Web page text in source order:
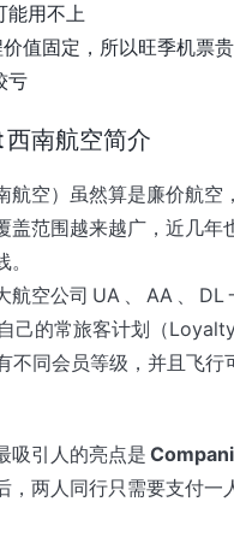
能用不上
价值固定，所以旺季机票
亏
南航空简介
航空）虽然算是廉价航空
盖范围越来越广，近几年
空公司 UA 、 AA 、 DL
己的常旅客计划（
不同会员等级，并且飞行
吸引人的亮点是
，两人同行只需要支付一